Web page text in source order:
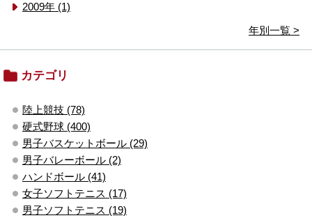
2009年 (1)
年別一覧 >
カテゴリ
陸上競技 (78)
硬式野球 (400)
男子バスケットボール (29)
男子バレーボール (2)
ハンドボール (41)
女子ソフトテニス (17)
男子ソフトテニス (19)